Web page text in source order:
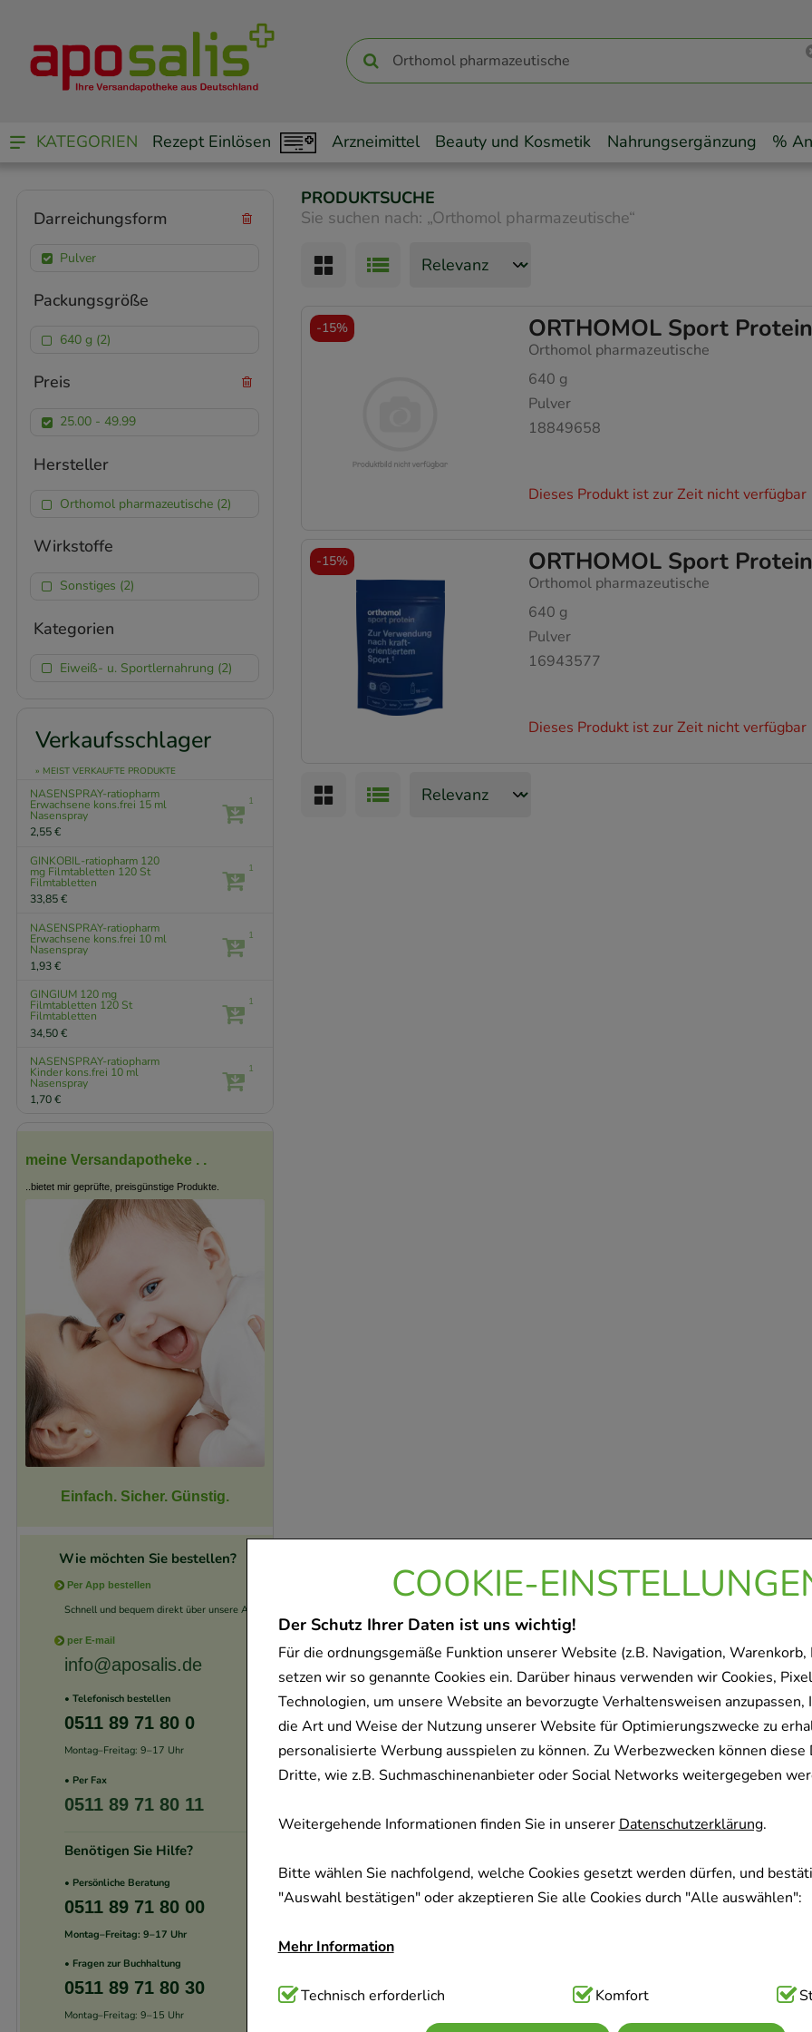
COOKIE-
Der Schutz Ihrer Daten ist uns wichtig!
Für die ordnungsgemäße Funktion unserer Website (z.B. Navigation, Warenkorb,
setzen wir so genannte Cookies ein. Darüber hinaus verwenden wir Cookies,
Technologien, um unsere Website an bevorzugte Verhaltensweisen anzupassen,
die Art und Weise der Nutzung unserer Website für Optimierungszwecke zu
personalisierte Werbung ausspielen zu können. Zu Werbezwecken können diese
Dritte, wie z.B. Suchmaschinenanbieter oder Social Networks weitergegeben
Weitergehende Informationen finden Sie in unsererDatenschutzerklärung.
Bitte wählen Sie nachfolgend, welche Cookies gesetzt werden dürfen, und
"Auswahl bestätigen" oder akzeptieren Sie alle Cookies durch "Alle auswählen":
Mehr Information
Technisch Notwendig:Hierbei handelt es sich um Cookies, die für die
Website notwendig sind (z.B. Navigation, Warenkorb, Kundenkonto), weshalb
Technisch erforderlich Komfort
KATEGORIEN Rezept Einlösen Arzneimittel Beauty und Kosmetik Nahrungsergänzung %
PRODUKTSUCHE
Sie suchen nach: „Orthomol pharmazeutische“
ORTHOMOL Sport
Orthomol pharmazeutische
640 g
Pulver
18849658
Dieses Produkt ist zur Zeit nicht verfügbar
-15%
ORTHOMOL Sport
Orthomol pharmazeutische
640 g
Pulver
16943577
Dieses Produkt ist zur Zeit nicht verfügbar
-15%
Darreichungsform
Pulver
Packungsgröße
640 g (2)
Preis
25.00 - 49.99
Hersteller
Orthomol pharmazeutische (2)
Wirkstoffe
Sonstiges (2)
Kategorien
Eiweiß- u. Sportlernahrung (2)
Verkaufsschlager
» MEIST VERKAUFTE PRODUKTE
NASENSPRAY-ratiopharm
Erwachsene kons.frei 15 ml
Nasenspray
2,55 €
1
GINKOBIL-ratiopharm 120
mg Filmtabletten 120 St
Filmtabletten
33,85 €
1
NASENSPRAY-ratiopharm
Erwachsene kons.frei 10 ml
Nasenspray
1,93 €
1
GINGIUM 120 mg
Filmtabletten 120 St
Filmtabletten
34,50 €
1
NASENSPRAY-ratiopharm
Kinder kons.frei 10 ml
Nasenspray
1,70 €
1
meine Versandapotheke . .
..bietet mir geprüfte, preisgünstige Produkte.
Einfach. Sicher. Günstig.
Wie möchten Sie bestellen?
Per App bestellen
Schnell und bequem direkt über unsere App.
per E-mail
info@aposalis.de
• Telefonisch bestellen
0511 89 71 80 0
Montag–Freitag: 9–17 Uhr
• Per Fax
0511 89 71 80 11
Benötigen Sie Hilfe?
• Persönliche Beratung
0511 89 71 80 00
Montag–Freitag: 9–17 Uhr
• Fragen zur Buchhaltung
0511 89 71 80 30
Montag–Freitag: 9–15 Uhr